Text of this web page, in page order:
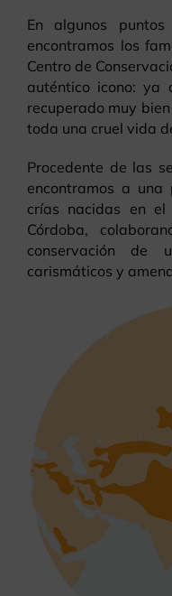
En algunos
encontramos los
Centro de
auténtico icono: ya
recuperado muy
toda una cruel vida
Procedente de las
encontramos a una
crías nacidas en el
Córdoba,
conservación de
carismáticos y